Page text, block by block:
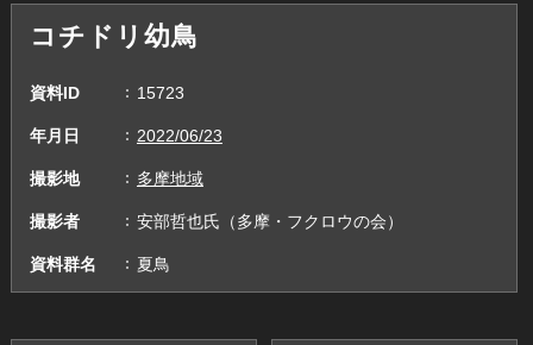
コチドリ幼鳥
資料ID 15723
年月日 2022/06/23
撮影地 多摩地域
撮影者 安部哲也氏（多摩・フクロウの会）
資料群名 夏鳥